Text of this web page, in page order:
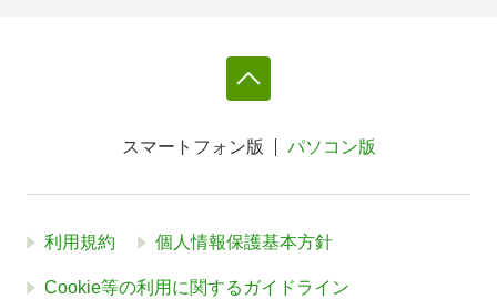
スマートフォン版 パソコン版
利用規約 個人情報保護基本方針
Cookie等の利用に関するガイドライン